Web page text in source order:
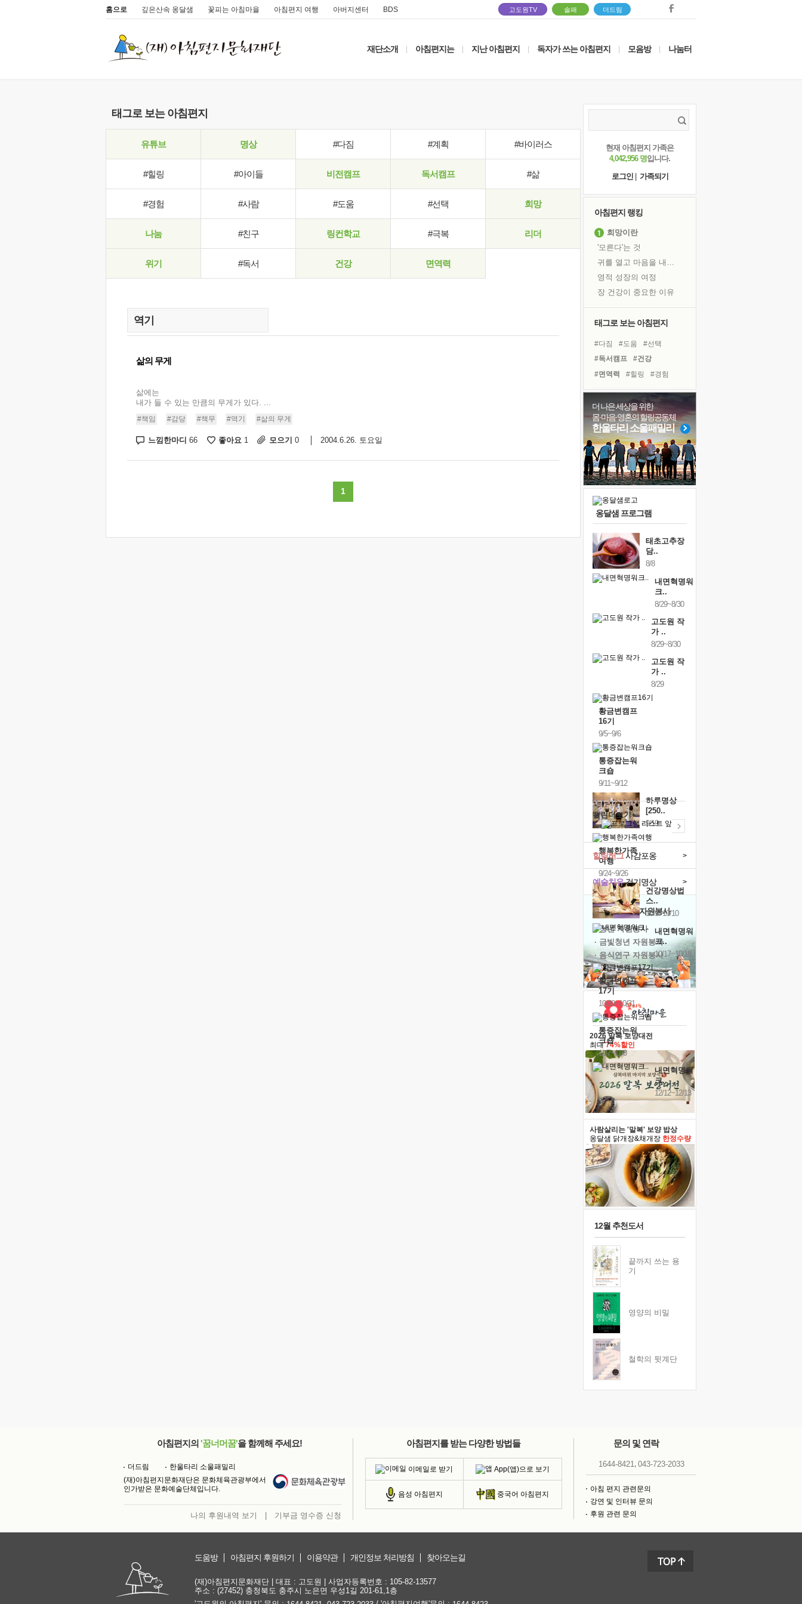
홈으로 깊은산속 옹달샘 꽃피는 아침마을 아침편지 여행 아버지센터 BDS 고도원TV 솔패 더드림
재단소개 아침편지는 지난 아침편지 독자가 쓰는 아침편지 모음방 나눔터
태그로 보는 아침편지
유튜브 명상 #다짐 #계획 #바이러스
#힐링 #아이들 비전캠프 독서캠프 #삶
#경험 #사람 #도움 #선택 희망
나눔 #친구 링컨학교 #극복 리더
위기 #독서 건강 면역력
삶의 무게
삶에는
내가 들 수 있는 만큼의 무게가 있다. ...
#책임 #감당 #책무 #역기 #삶의 무게
느낌한마디 66 좋아요 1 모으기 0 2004.6.26. 토요일
1
현재 아침편지 가족은
4,042,956 명입니다.
로그인
가족되기
아침편지 랭킹
희망이란
'모른다'는 것
귀를 열고 마음을 내어주고
영적 성장의 여정
장 건강이 중요한 이유
꿈이 실제가 되는 것
'말 타는 법'을 먼저
아픈 아버지를 위한 공간 설계
졸업식 사진을 보며
극심한 변비, 어깨결림, 수면 장애
보고 싶은 어머니
마음이 멈춰 버린 곳
못된 꼰대들
태그로 보는 아침편지
#다짐 #도움
#선택
#독서캠프
#건강
#면역력
#힐링
#경험
#링컨학교
#계획
#유튜브
#명상
#아이들
#삶
#바이러스
#독서
#위기
#친구
#사람
#리더
#극복 #희망
더 나은 세상을 위한
몸·마음·영혼의 힐링공동체
한울타리 소울패밀리
옹달샘 프로그램
태초고추장
담..
8/8
내면혁명워
크..
8/29~8/30
고도원 작
가 ..
8/29~8/30
고도원 작
가 ..
8/29
황금변캠프
16기
9/5~9/6
통증잡는워
크숍
9/11~9/12
하루명상
[250..
9/19
행복한가족
여행
9/24~9/26
건강명상법
스..
10/9~10/10
내면혁명워
크..
10/17~10/18
황금변캠프
17기
10/30~10/31
통증잡는워
크숍
11/7~11/8
내면혁명워
크..
12/12~12/13
캘린더보기+
예술치유걷기명상 >
힐링허그사감포옹 >
'옹달샘의 꽃'자원봉사
· 청년 자원봉사
· 금빛청년 자원봉사
· 음식연구 자원봉사
2026 말복 보양대전
최대74%할인
사람살리는 '말복' 보양 밥상
옹달샘 닭개장&채개장 한정수량
12월 추천도서
끝까지 쓰는 용
기
영양의 비밀
철학의 뒷계단
아침편지의 '꿈너머꿈'을 함께해 주세요!
더드림
한울타리 소울패밀리
(재)아침편지문화재단은 문화체육관광부에서
인가받은 문화예술단체입니다.
나의 후원내역 보기 기부금 영수증 신청
아침편지를 받는 다양한 방법들
이메일로 받기 App(앱)으로 보기
음성 아침편지 중국어 아침편지
문의 및 연락
1644-8421, 043-723-2033
아침 편지 관련문의
강연 및 인터뷰 문의
후원 관련 문의
도움방 아침편지 후원하기 이용약관 개인정보 처리방침 찾아오는길
(재)아침편지문화재단 | 대표 : 고도원 | 사업자등록번호 : 105-82-13577
주소 : (27452) 충청북도 충주시 노은면 우성1길 201-61,1층